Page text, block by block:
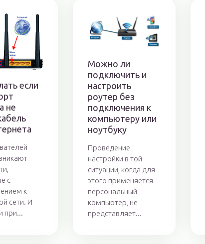
если
не
с
к
сети. И
при...
Можно ли
подключить и
настроить
роутер без
подключения к
компьютеру или
ноутбуку
Проведение
настройки в той
ситуации, когда для
этого применяется
персональный
компьютер, не
представляет...